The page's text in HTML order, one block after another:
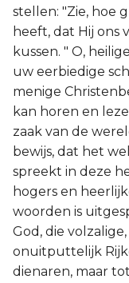
stellen: "Zie, hoe
heeft, dat Hij ons
kussen. " O,
uw eerbiedige
menige
kan horen en
zaak van de
bewijs, dat het
spreekt in deze
hogers en
woorden is
God, die
onuitputtelijk
dienaren, maar